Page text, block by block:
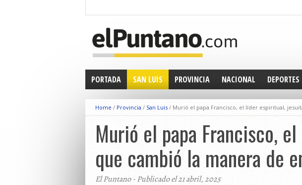
PORTADA SAN LUIS PROVINCIA NACIONAL DEPORTES
Home / Provincia / San Luis / Murió el papa Francisco, el líder espiritual,
Murió el papa Francisco,
que cambió la manera de
El Puntano - Publicado el 21 abril, 2025